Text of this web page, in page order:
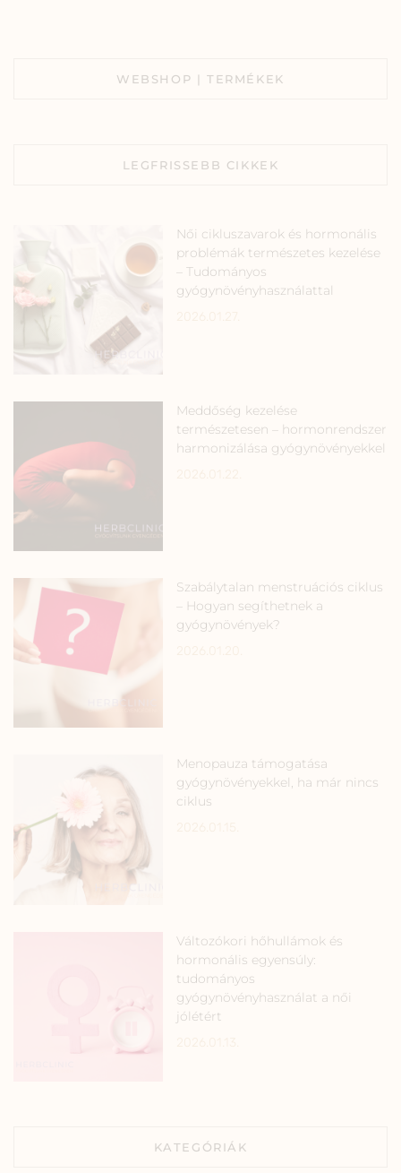
WEBSHOP | TERMÉKEK
LEGFRISSEBB CIKKEK
Női cikluszavarok és hormonális
problémák természetes kezelése
– Tudományos
gyógynövényhasználattal
Meddőség kezelése
természetesen – hormonrendszer
harmonizálása gyógynövényekkel
Szabálytalan menstruációs ciklus
– Hogyan segíthetnek a
gyógynövények?
Menopauza támogatása
gyógynövényekkel, ha már nincs
ciklus
Változókori hőhullámok és
hormonális egyensúly:
tudományos
gyógynövényhasználat a női
jólétért
KATEGÓRIÁK